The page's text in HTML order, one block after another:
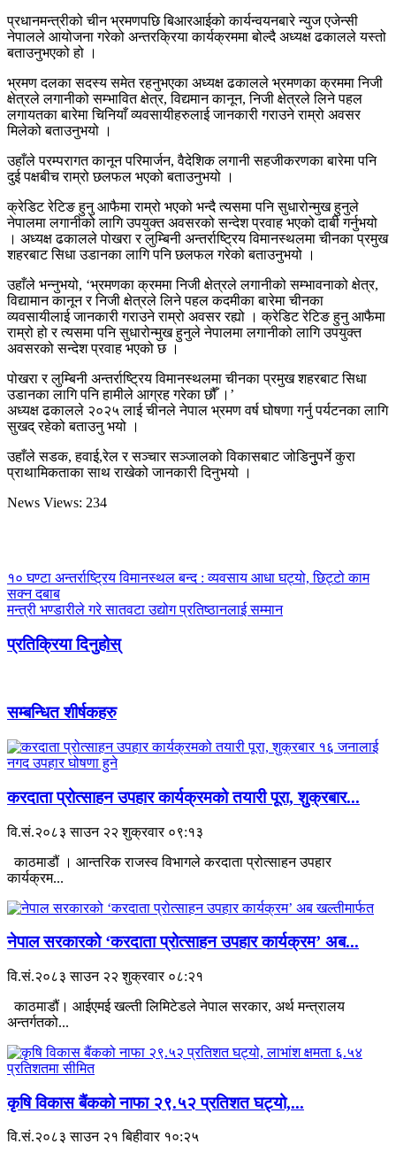
प्रधानमन्त्रीको चीन भ्रमणपछि बिआरआईको कार्यन्वयनबारे न्युज एजेन्सी
नेपालले आयोजना गरेको अन्तरक्रिया कार्यक्रममा बोल्दै अध्यक्ष ढकालले यस्तो
बताउनुभएको हो ।
भ्रमण दलका सदस्य समेत रहनुभएका अध्यक्ष ढकालले भ्रमणका क्रममा निजी
क्षेत्रले लगानीको सम्भावित क्षेत्र, विद्यमान कानून, निजी क्षेत्रले लिने पहल
लगायतका बारेमा चिनियाँ व्यवसायीहरुलाई जानकारी गराउने राम्रो अवसर
मिलेको बताउनुभयो ।
उहाँले परम्परागत कानून परिमार्जन, वैदेशिक लगानी सहजीकरणका बारेमा पनि
दुई पक्षबीच राम्रो छलफल भएको बताउनुभयो ।
क्रेडिट रेटिङ हुनु आफैमा राम्रो भएको भन्दै त्यसमा पनि सुधारोन्मुख हुनुले
नेपालमा लगानीको लागि उपयुक्त अवसरको सन्देश प्रवाह भएको दाबी गर्नुभयो
। अध्यक्ष ढकालले पोखरा र लुम्बिनी अन्तर्राष्ट्रिय विमानस्थलमा चीनका प्रमुख
शहरबाट सिधा उडानका लागि पनि छलफल गरेको बताउनुभयो ।
उहाँले भन्नुभयो, ‘भ्रमणका क्रममा निजी क्षेत्रले लगानीको सम्भावनाको क्षेत्र,
विद्यामान कानून र निजी क्षेत्रले लिने पहल कदमीका बारेमा चीनका
व्यवसायीलाई जानकारी गराउने राम्रो अवसर रह्यो । क्रेडिट रेटिङ हुनु आफैमा
राम्रो हो र त्यसमा पनि सुधारोन्मुख हुनुले नेपालमा लगानीको लागि उपयुक्त
अवसरको सन्देश प्रवाह भएको छ ।
पोखरा र लुम्बिनी अन्तर्राष्ट्रिय विमानस्थलमा चीनका प्रमुख शहरबाट सिधा
उडानका लागि पनि हामीले आग्रह गरेका छौँ ।’
अध्यक्ष ढकालले २०२५ लाई चीनले नेपाल भ्रमण वर्ष घोषणा गर्नु पर्यटनका लागि
सुखद् रहेको बताउनु भयो ।
उहाँले सडक, हवाई,रेल र सञ्चार सञ्जालको विकासबाट जोडिनुुपर्ने कुरा
प्राथामिकताका साथ राखेको जानकारी दिनुभयो ।
News Views: 234
१० घण्टा अन्तर्राष्ट्रिय विमानस्थल बन्द : व्यवसाय आधा घट्यो, छिट्टो काम
सक्न दबाब
मन्त्री भण्डारीले गरे सातवटा उद्योग प्रतिष्ठानलाई सम्मान
प्रतिक्रिया दिनुहोस्
सम्बन्धित शीर्षकहरु
करदाता प्रोत्साहन उपहार कार्यक्रमको तयारी पूरा, शुक्रबार...
वि.सं.२०८३ साउन २२ शुक्रवार ०९:१३
काठमाडौं । आन्तरिक राजस्व विभागले करदाता प्रोत्साहन उपहार
कार्यक्रम...
नेपाल सरकारको ‘करदाता प्रोत्साहन उपहार कार्यक्रम’ अब...
वि.सं.२०८३ साउन २२ शुक्रवार ०८:२१
काठमाडौं। आईएमई खल्ती लिमिटेडले नेपाल सरकार, अर्थ मन्त्रालय
अन्तर्गतको...
कृषि विकास बैंकको नाफा २९.५२ प्रतिशत घट्यो,...
वि.सं.२०८३ साउन २१ बिहीवार १०:२५